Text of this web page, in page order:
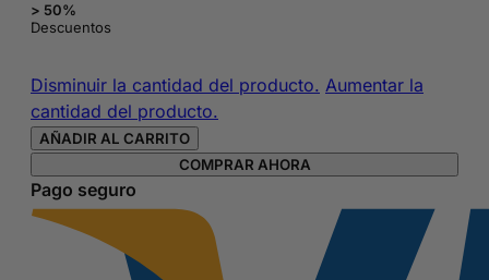
> 50%
Descuentos
Disminuir la cantidad del producto. Primer
de
Sensationail
Aumentar la
cantidad del producto.
AÑADIR AL CARRITO
COMPRAR AHORA
Pago seguro